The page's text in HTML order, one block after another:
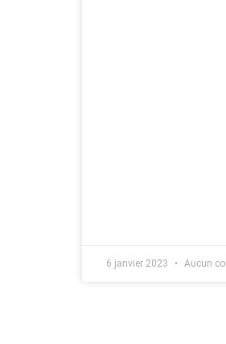
6 janvier 2023 Aucun